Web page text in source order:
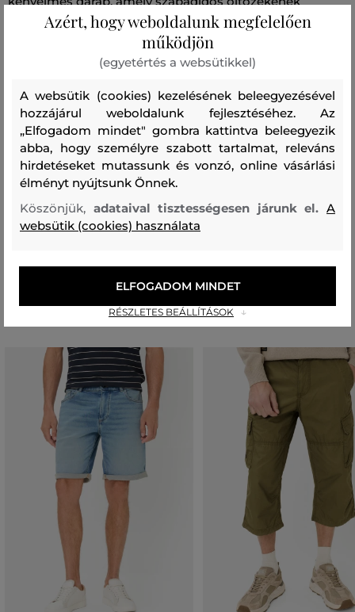
kedvenc részévé válik majd - a városban és szabadban
töltött pillanatok során egyaránt.
Szezon: SS24
Termék kódja
0051MRUT3665-324-WA-3989
Összetétel
felső anyag
PAMUT
Ajánlott termékek
Azért, hogy weboldalunk megfelelően
működjön
(egyetértés a websütikkel)
A websütik (cookies) kezelésének beleegyezésével
hozzájárul weboldalunk fejlesztéséhez. Az
„Elfogadom mindet" gombra kattintva beleegyezik
abba, hogy személyre szabott tartalmat, releváns
hirdetéseket mutassunk és vonzó, online vásárlási
élményt nyújtsunk Önnek.
Köszönjük, adataival tisztességesen járunk el.A
websütik (cookies) használata
RÉSZLETES BEÁLLÍTÁSOK
ELFOGADOM MINDET